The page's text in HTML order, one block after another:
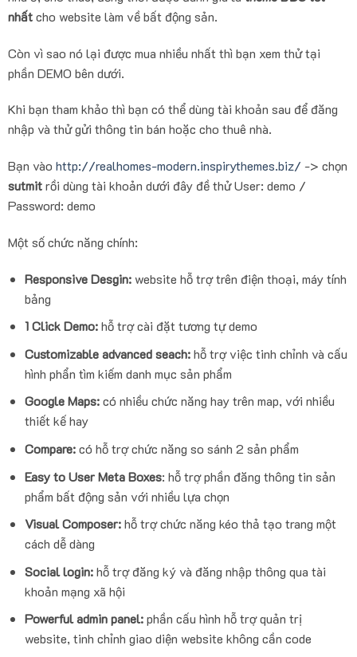
nhấtcho website làm về bất động sản.
Còn vì sao nó lại được mua nhiều nhất thì bạn xem thử tại
phần DEMO bên dưới.
Khi bạn tham khảo thì bạn có thể dùng tài khoản sau để đăng
nhập và thử gửi thông tin bán hoặc cho thuê nhà.
Bạn vào http://realhomes-modern.inspirythemes.biz/ -> chọn
sutmitrồi dùng tài khoản dưới đây đề thử User: demo /
Password: demo
Một số chức năng chính:
Responsive Desgin:website hỗ trợ trên điện thoại, máy tính
bảng
1 Click Demo:hỗ trợ cài đặt tương tự demo
Customizable advanced seach:hỗ trợ việc tinh chỉnh và cấu
hình phẩn tìm kiếm danh mục sản phẩm
Google Maps:có nhiều chức năng hay trên map, với nhiều
thiết kế hay
Compare:có hỗ trợ chức năng so sánh 2 sản phẩm
Easy to User Meta Boxes: hỗ trợ phần đăng thông tin sản
phẩm bất động sản với nhiều lựa chọn
Visual Composer:hỗ trợ chức năng kéo thả tạo trang một
cách dễ dàng
Social login:hỗ trợ đăng ký và đăng nhập thông qua tài
khoản mạng xã hội
Powerful admin panel:phần cấu hình hỗ trợ quản trị
website, tinh chỉnh giao diện website không cần code